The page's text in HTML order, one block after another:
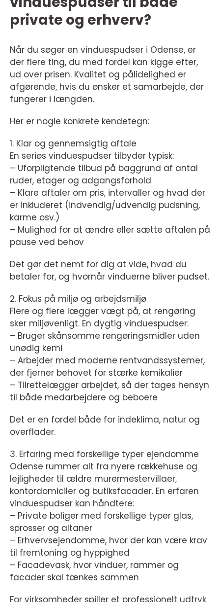
private og erhverv?
Når du søger en vinduespudser i Odense, er
der flere ting, du med fordel kan kigge efter,
ud over prisen. Kvalitet og pålidelighed er
afgørende, hvis du ønsker et samarbejde, der
fungerer i længden.
Her er nogle konkrete kendetegn:
1. Klar og gennemsigtig aftale
En seriøs vinduespudser tilbyder typisk:
– Uforpligtende tilbud på baggrund af antal
ruder, etager og adgangsforhold
– Klare aftaler om pris, intervaller og hvad der
er inkluderet (indvendig/udvendig pudsning,
karme osv.)
– Mulighed for at ændre eller sætte aftalen på
pause ved behov
Det gør det nemt for dig at vide, hvad du
betaler for, og hvornår vinduerne bliver pudset.
2. Fokus på miljø og arbejdsmiljø
Flere og flere lægger vægt på, at rengøring
sker miljøvenligt. En dygtig vinduespudser:
– Bruger skånsomme rengøringsmidler uden
unødig kemi
– Arbejder med moderne rentvandssystemer,
der fjerner behovet for stærke kemikalier
– Tilrettelægger arbejdet, så der tages hensyn
til både medarbejdere og beboere
Det er en fordel både for indeklima, natur og
overflader.
3. Erfaring med forskellige typer ejendomme
Odense rummer alt fra nyere rækkehuse og
lejligheder til ældre murermestervillaer,
kontordomiciler og butiksfacader. En erfaren
vinduespudser kan håndtere:
– Private boliger med forskellige typer glas,
sprosser og altaner
– Erhvervsejendomme, hvor der kan være krav
til fremtoning og hyppighed
– Facadevask, hvor vinduer, rammer og
facader skal tænkes sammen